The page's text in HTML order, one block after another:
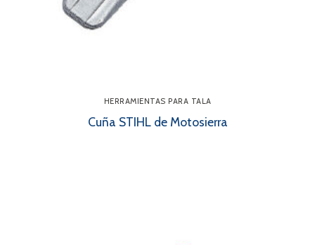
HERRAMIENTAS PARA TALA
Cuña STIHL de Motosierra